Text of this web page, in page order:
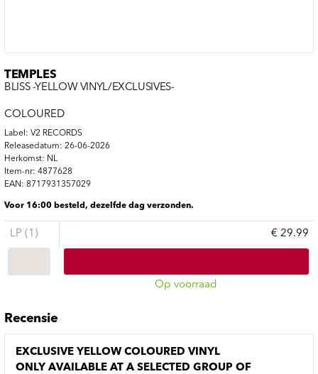
TEMPLES
BLISS -YELLOW VINYL/EXCLUSIVES-
COLOURED
Label: V2 RECORDS
Releasedatum: 26-06-2026
Herkomst: NL
Item-nr: 4877628
EAN: 8717931357029
Voor 16:00 besteld, dezelfde dag verzonden.
LP (1) € 29.99
Op voorraad
Recensie
EXCLUSIVE YELLOW COLOURED VINYL
ONLY AVAILABLE AT A SELECTED GROUP OF